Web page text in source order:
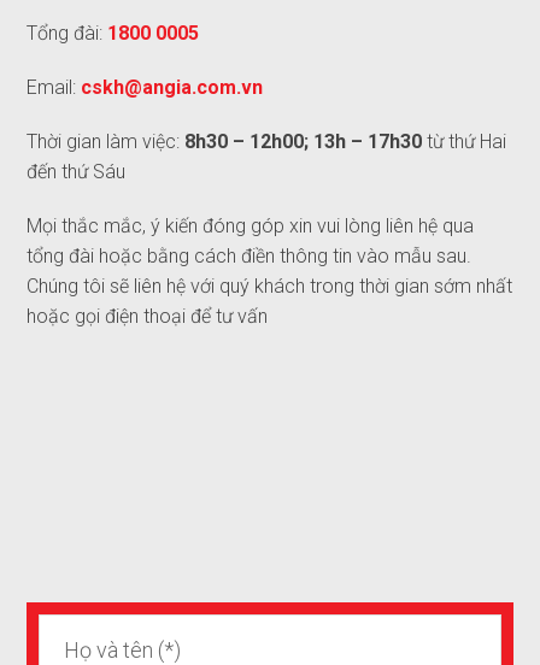
Tổng đài: 1800 0005
Email: cskh@angia.com.vn
Thời gian làm việc: 8h30 – 12h00; 13h – 17h30 từ thứ Hai
đến thứ Sáu
Mọi thắc mắc, ý kiến đóng góp xin vui lòng liên hệ qua
tổng đài hoặc bằng cách điền thông tin vào mẫu sau.
Chúng tôi sẽ liên hệ với quý khách trong thời gian sớm nhất
hoặc gọi điện thoại để tư vấn